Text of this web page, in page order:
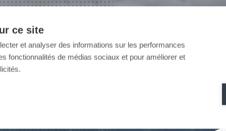
ce site
et analyser des informations sur les performances
fonctionnalités de médias sociaux et pour améliorer et